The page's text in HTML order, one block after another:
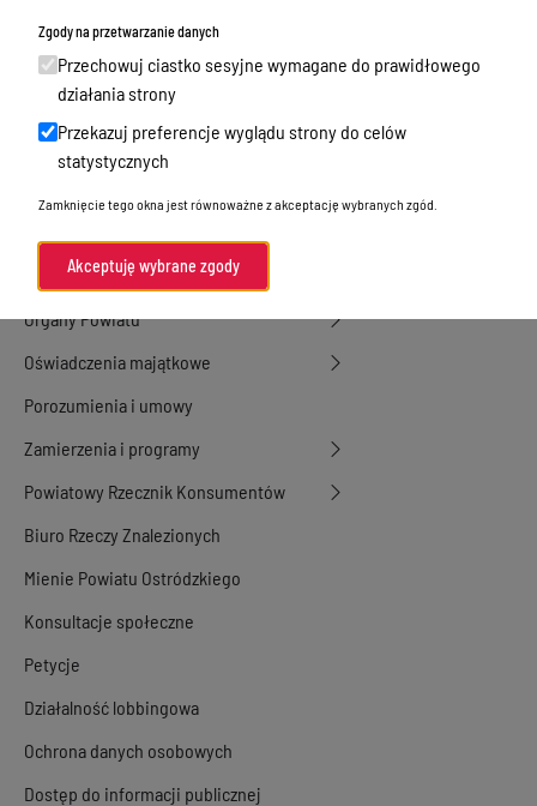
Dyżury Aptek w Powiecie Ostródzkim
Nieodpłatna Pomoc Prawna
Akty Prawne
Rejestry, ewidencje i archiwa
Budżet
Organizacja działania samorządu
powiatowego
Organy Powiatu
Oświadczenia majątkowe
Porozumienia i umowy
Zamierzenia i programy
Powiatowy Rzecznik Konsumentów
Biuro Rzeczy Znalezionych
Mienie Powiatu Ostródzkiego
Konsultacje społeczne
Petycje
Działalność lobbingowa
Ochrona danych osobowych
Dostęp do informacji publicznej
Zgody na przetwarzanie danych
Przechowuj ciastko sesyjne wymagane do prawidłowego
działania strony
Przekazuj preferencje wyglądu strony do celów
statystycznych
Zamknięcie tego okna jest równoważne z akceptację wybranych zgód.
Akceptuję wybrane zgody